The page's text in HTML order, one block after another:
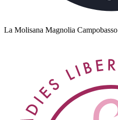
La Molisana Magnolia Campobasso